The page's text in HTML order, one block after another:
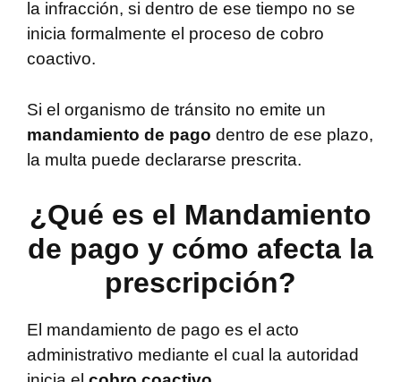
la infracción, si dentro de ese tiempo no se
inicia formalmente el proceso de cobro
coactivo.
Si el organismo de tránsito no emite un
mandamiento de pago dentro de ese plazo,
la multa puede declararse prescrita.
¿Qué es el Mandamiento
de pago y cómo afecta la
prescripción?
El mandamiento de pago es el acto
administrativo mediante el cual la autoridad